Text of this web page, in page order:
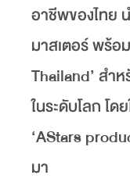
อาชีพของไทย
มาสเตอร์ พร้อ
Thailand’ สำ
ในระดับโลก โ
‘AStars
มา